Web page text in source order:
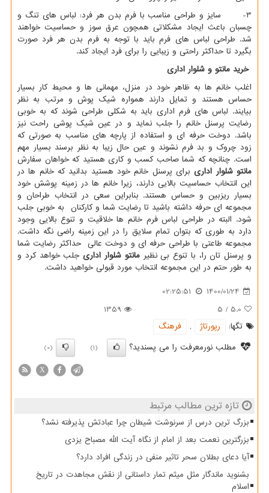
3- سایز و طراحی مناسب با فرم بدن هر فرد: لباس های تنگ و
چسبان باعث ایجاد مشکلاتی همچون عرق سوز و حساسیت خواهند
شد. طراحی لباس های فرم باید با توجه به فرم بدن هر فرد صورت
بگیرد تا حداکثر راحتی و زیبایی را برای فرد ایجاد کند.
خرید مانتو و شلوار اداری
اغلب خانم ها به ظاهر خود در منزل، مهمانی ها و محیط کار بسیار
حساس هستند و تمایل دارند همواره شیک پوش و مرتب به نظر
بیایند. لباس های فرم اداری باید به شکلی طراحی شوند که به خوبی
رضایت پرسنل خانم را جلب نماید و در عین شیک پوشی راحت نیز
باشد. دوخت حرفه ای و استفاده از پارچه های مناسب به صورتی که
زود چروک و بد فرم نشوند و عین حال زیبا به نظر برسند بسیار مهم
است. چنانچه که شما صاحب کسب و کاری هستید که خواهان سفارش
مانتو شلوار اداری برای پرسنل خانم خود هستید بدانید که خانم ها در
این انتخاب حساسیت بالایی دارند، زیرا خانم ها در زمینه پوشش خود
بسیار ریزبین و حساس هستند. بنابراین سعی در انتخاب طراحان و
مجموعه ای حرفه داشته باشید تا رضایت شما و کارکنان به خوبی جلب
شود. البته در طراحی لباس فرم خانم ها خلاقیت و تنوع بالایی وجود
دارد به طوری که بتوان تمام سلایق را در این زمینه راضی نگه داشت.
مجموعه طاعتی با طراحی حرفه ای و دوخت عالی حداکثر رضایت شما
و پرسنل تان را، با تنوع بی نظیرمانتو شلوار اداری جلب خواهد کرد و
به طور حتم در این مجموعه انتخاب مورد قبولی خواهید داشت.
1400/01/24
02:25:51
5.0
/
5
1359
تگها:
رپورتاژ ,
فرهنگ
مطلب نورمعرفت را می پسندید؟
(1)
(0)
X
تازه ترین مطالب مرتبط
بزرگ ترین درس از سرنوشت شیطان چرا عبادتش پذیرفته نشد؟
بزرگترین نعمت بعد از امام از نگاه آیت الله مصباح یزدی
آیا دعای بطلان سحر تاثیر منفی در زندگی افراد دارد؟
بشنوید ماندگار مثل میثم تمار داستانی از نقش مجاهدت در تاریخ
اسلام